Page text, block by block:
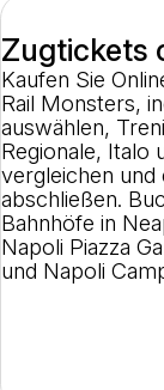
Zugtickets
Kaufen Sie
Rail Monsters,
auswählen,
Regionale, Italo
vergleichen und
abschließen.
Bahnhöfe in
Napoli Piazza
und Napoli